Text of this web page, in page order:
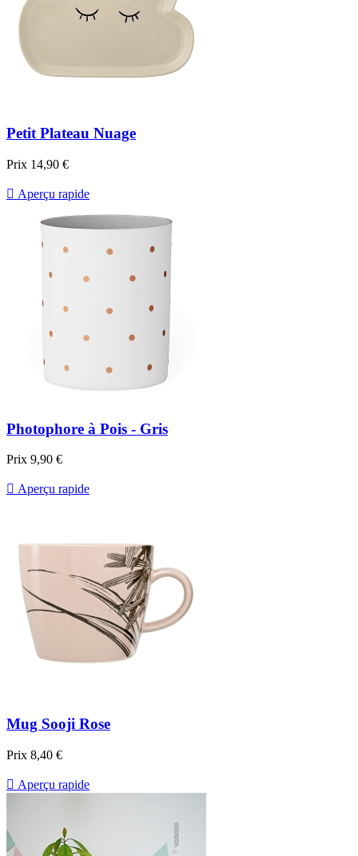
Petit Plateau Nuage
Prix 14,90 €
 Aperçu rapide
Photophore à Pois - Gris
Prix 9,90 €
 Aperçu rapide
Mug Sooji Rose
Prix 8,40 €
 Aperçu rapide